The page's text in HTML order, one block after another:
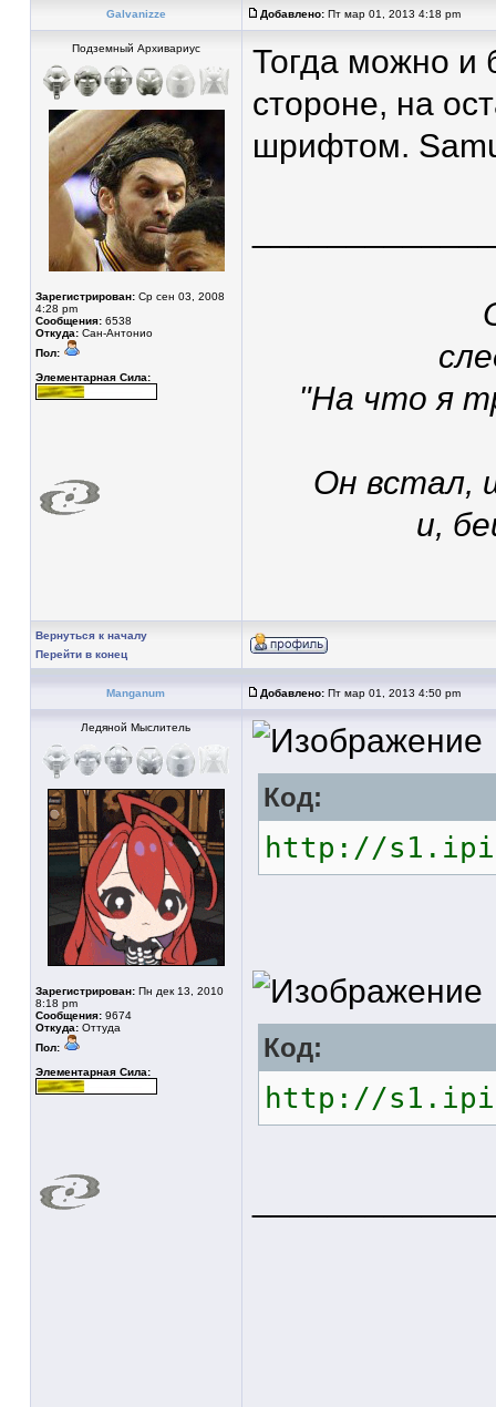
Galvanizze Добавлено: Пт мар 01, 2013 4:18 pm
Подземный Архивариус
Зарегистрирован: Ср сен 03, 2008
4:28 pm
Сообщения: 6538
Откуда: Сан-Антонио
Пол:
Элементарная Сила:
Тогда можно и
стороне, на
шрифтом.
"На что я
Он встал,
и,
Вернуться к началу
Перейти в конец
Manganum Добавлено: Пт мар 01, 2013 4:50 pm
Ледяной Мыслитель
Зарегистрирован: Пн дек 13, 2010
8:18 pm
Сообщения: 9674
Откуда: Оттуда
Пол:
Элементарная Сила:
Код:
http://
Код:
http://